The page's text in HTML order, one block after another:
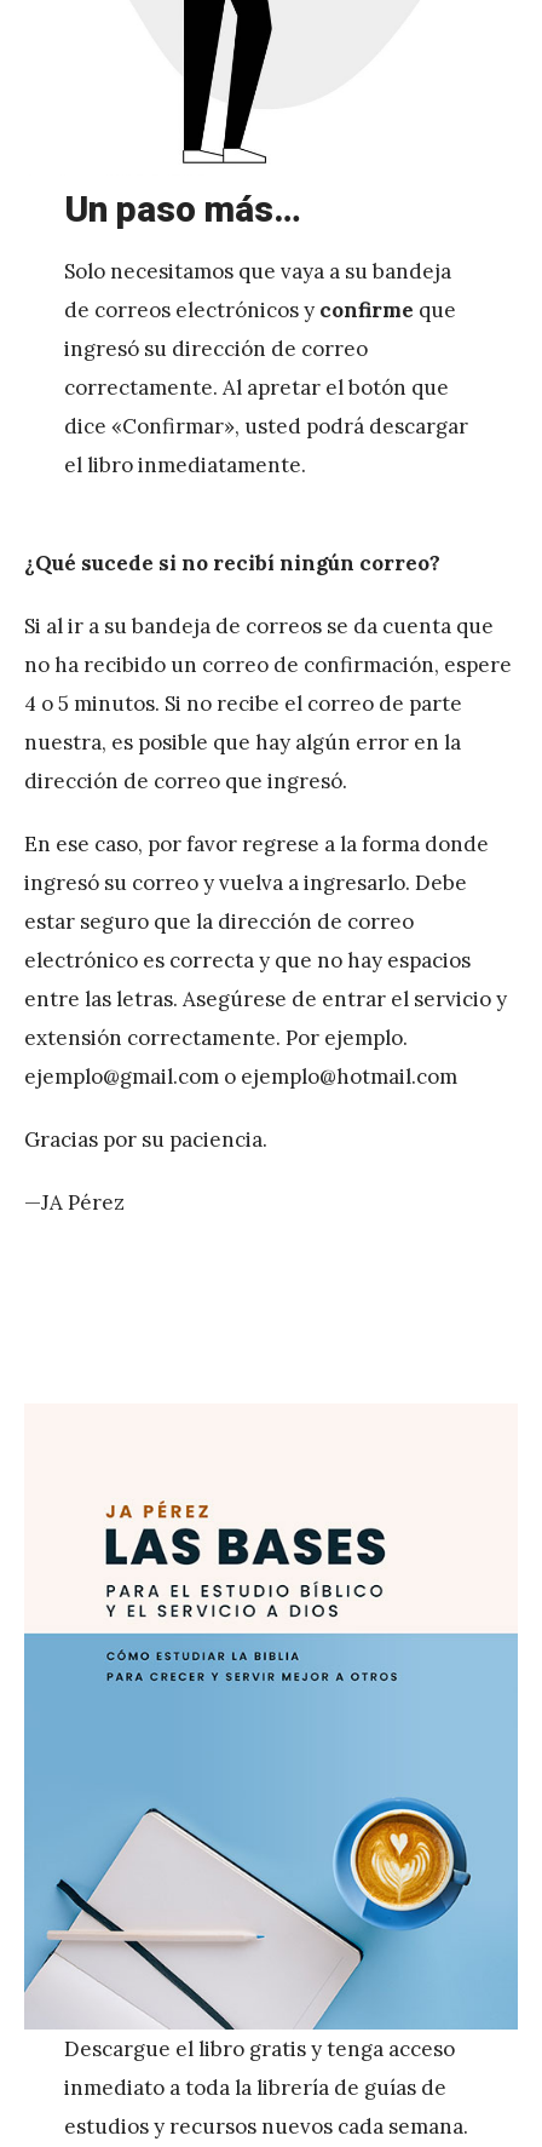
Un paso más…
Solo necesitamos que vaya a su bandeja
de correos electrónicos y confirme que
ingresó su dirección de correo
correctamente. Al apretar el botón que
dice «Confirmar», usted podrá descargar
el libro inmediatamente.
¿Qué sucede si no recibí ningún correo?
Si al ir a su bandeja de correos se da cuenta que
no ha recibido un correo de confirmación, espere
4 o 5 minutos. Si no recibe el correo de parte
nuestra, es posible que hay algún error en la
dirección de correo que ingresó.
En ese caso, por favor regrese a la forma donde
ingresó su correo y vuelva a ingresarlo. Debe
estar seguro que la dirección de correo
electrónico es correcta y que no hay espacios
entre las letras. Asegúrese de entrar el servicio y
extensión correctamente. Por ejemplo.
ejemplo@gmail.com o ejemplo@hotmail.com
Gracias por su paciencia.
—JA Pérez
Descargue el libro gratis y tenga acceso
inmediato a toda la librería de guías de
estudios y recursos nuevos cada semana.